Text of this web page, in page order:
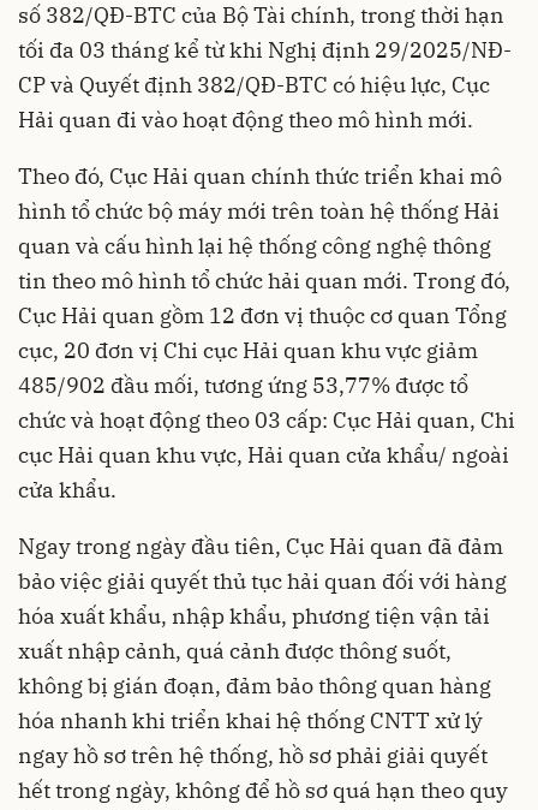
số 382/QĐ-BTC của Bộ Tài chính, trong thời hạn
tối đa 03 tháng kể từ khi Nghị định 29/2025/NĐ-
CP và Quyết định 382/QĐ-BTC có hiệu lực, Cục
Hải quan đi vào hoạt động theo mô hình mới.
Theo đó, Cục Hải quan chính thức triển khai mô
hình tổ chức bộ máy mới trên toàn hệ thống Hải
quan và cấu hình lại hệ thống công nghệ thông
tin theo mô hình tổ chức hải quan mới. Trong đó,
Cục Hải quan gồm 12 đơn vị thuộc cơ quan Tổng
cục, 20 đơn vị Chi cục Hải quan khu vực giảm
485/902 đầu mối, tương ứng 53,77% được tổ
chức và hoạt động theo 03 cấp: Cục Hải quan, Chi
cục Hải quan khu vực, Hải quan cửa khẩu/ ngoài
cửa khẩu.
Ngay trong ngày đầu tiên, Cục Hải quan đã đảm
bảo việc giải quyết thủ tục hải quan đối với hàng
hóa xuất khẩu, nhập khẩu, phương tiện vận tải
xuất nhập cảnh, quá cảnh được thông suốt,
không bị gián đoạn, đảm bảo thông quan hàng
hóa nhanh khi triển khai hệ thống CNTT xử lý
ngay hồ sơ trên hệ thống, hồ sơ phải giải quyết
hết trong ngày, không để hồ sơ quá hạn theo quy